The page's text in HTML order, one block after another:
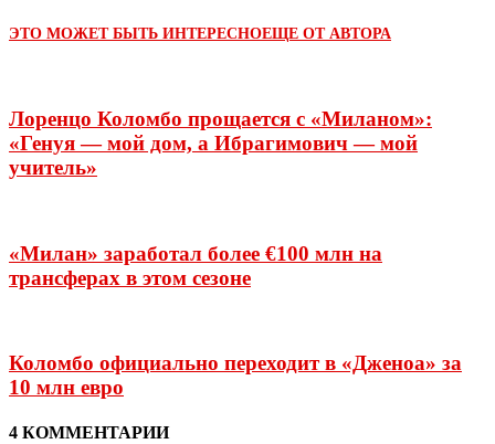
ЭТО МОЖЕТ БЫТЬ ИНТЕРЕСНОЕЩЕ ОТ АВТОРА
Лоренцо Коломбо прощается с «Миланом»:
«Генуя — мой дом, а Ибрагимович — мой
учитель»
«Милан» заработал более €100 млн на
трансферах в этом сезоне
Коломбо официально переходит в «Дженоа» за
10 млн евро
4 КОММЕНТАРИИ